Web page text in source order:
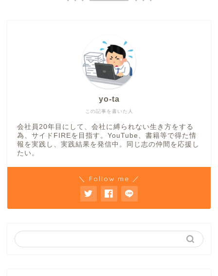
この記事を書いた人
yo-ta
会社員20年目にして、会社に縛られない生き方をする
為、サイドFIREを目指す。YouTube、書籍等で得た情
報を実践し、実践結果を発信中。同じ志の仲間を応援し
たい。
＼ Follow me ／